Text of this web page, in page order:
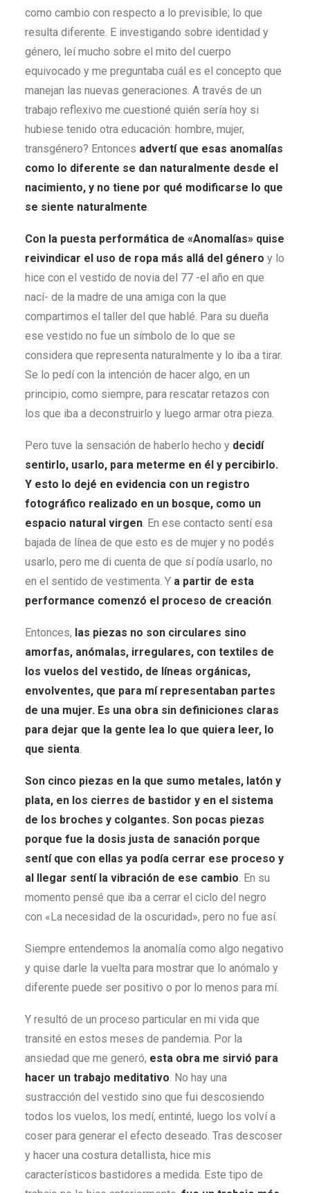
como cambio con respecto a lo previsible; lo que
resulta diferente. E investigando sobre identidad y
género, leí mucho sobre el mito del cuerpo
equivocado y me preguntaba cuál es el concepto que
manejan las nuevas generaciones. A través de un
trabajo reflexivo me cuestioné quién sería hoy si
hubiese tenido otra educación: hombre, mujer,
transgénero? Entonces advertí que esas anomalías
como lo diferente se dan naturalmente desde el
nacimiento, y no tiene por qué modificarse lo que
se siente naturalmente.
Con la puesta performática de «Anomalías» quise
reivindicar el uso de ropa más allá del género y lo
hice con el vestido de novia del 77 -el año en que
nací- de la madre de una amiga con la que
compartimos el taller del que hablé. Para su dueña
ese vestido no fue un símbolo de lo que se
considera que representa naturalmente y lo iba a tirar.
Se lo pedí con la intención de hacer algo, en un
principio, como siempre, para rescatar retazos con
los que iba a deconstruirlo y luego armar otra pieza.
Pero tuve la sensación de haberlo hecho y decidí
sentirlo, usarlo, para meterme en él y percibirlo.
Y esto lo dejé en evidencia con un registro
fotográfico realizado en un bosque, como un
espacio natural virgen. En ese contacto sentí esa
bajada de línea de que esto es de mujer y no podés
usarlo, pero me di cuenta de que sí podía usarlo, no
en el sentido de vestimenta. Y a partir de esta
performance comenzó el proceso de creación.
Entonces, las piezas no son circulares sino
amorfas, anómalas, irregulares, con textiles de
los vuelos del vestido, de líneas orgánicas,
envolventes, que para mí representaban partes
de una mujer. Es una obra sin definiciones claras
para dejar que la gente lea lo que quiera leer, lo
que sienta.
Son cinco piezas en la que sumo metales, latón y
plata, en los cierres de bastidor y en el sistema
de los broches y colgantes. Son pocas piezas
porque fue la dosis justa de sanación porque
sentí que con ellas ya podía cerrar ese proceso y
al llegar sentí la vibración de ese cambio. En su
momento pensé que iba a cerrar el ciclo del negro
con «La necesidad de la oscuridad», pero no fue así.
Siempre entendemos la anomalía como algo negativo
y quise darle la vuelta para mostrar que lo anómalo y
diferente puede ser positivo o por lo menos para mí.
Y resultó de un proceso particular en mi vida que
transité en estos meses de pandemia. Por la
ansiedad que me generó, esta obra me sirvió para
hacer un trabajo meditativo. No hay una
sustracción del vestido sino que fui descosiendo
todos los vuelos, los medí, entinté, luego los volví a
coser para generar el efecto deseado. Tras descoser
y hacer una costura detallista, hice mis
característicos bastidores a medida. Este tipo de